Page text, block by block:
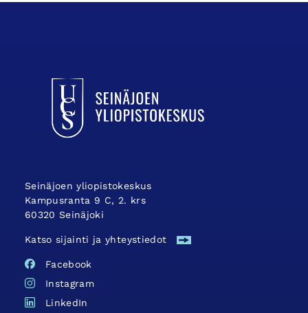
Seinäjoen yliopistokeskus
Kampusranta 9 C, 2. krs
60320 Seinäjoki
Katso sijainti ja yhteystiedot
Facebook
Instagram
LinkedIn